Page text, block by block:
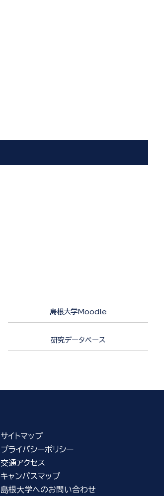
島根大学Moodle
研究データベース
サイトマップ
プライバシーポリシー
交通アクセス
キャンパスマップ
島根大学へのお問い合わせ